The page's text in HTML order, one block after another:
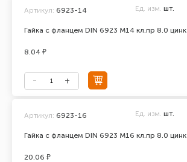
Гайка с фланцем DIN 6923 М14 кл.пр 8.0 цинк
Артикул: 6923-14 Ед. изм. шт.
8.04 ₽
Гайка с фланцем DIN 6923 М16 кл.пр 8.0 цинк
Артикул: 6923-16 Ед. изм. шт.
20.06 ₽